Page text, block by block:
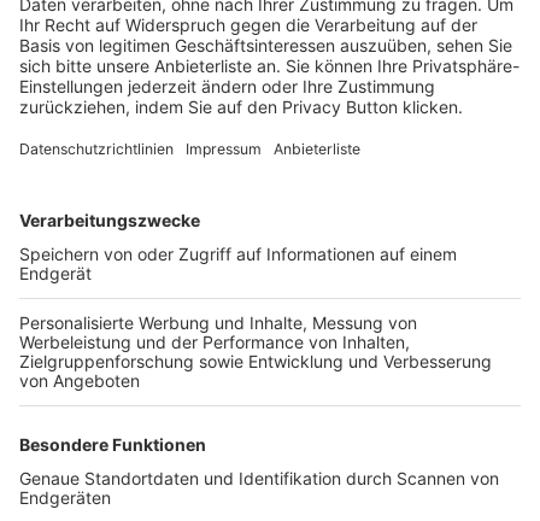
Trainerbörse
Login SpielPlus
FOLGE DEM BFV
TOP-VEREINE
TOP-PARTNER